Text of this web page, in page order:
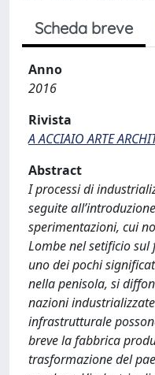
Scheda breve
Anno
2016
Rivista
A ACCIAIO ARTE
Abstract
I processi di
seguite
sperimentazioni, cui
Lombe nel setificio
uno dei pochi
nella penisola, si
nazioni
infrastrutturale
breve la fabbrica
trasformazione del